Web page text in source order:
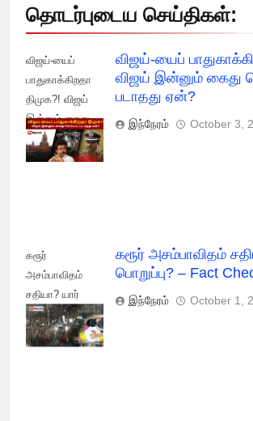
தொடர்புடைய செய்திகள்:
விஜய்-யைப்
பாதுகாக்கிறதா
திமுக?! விஜய்
இன்னும் கைது
செய்யப் படாதது
ஏன்?
விஜய்-யைப்
விஜய் இன்னும் கைது
படாதது ஏன்?
இந்நேரம் October 3,
கரூர்
அசம்பாவிதம்
சதியா? யார்
பொறுப்பு? - Fact
Check Report
கரூர் அசம்பாவிதம்
பொறுப்பு? – Fact
இந்நேரம் October 1,